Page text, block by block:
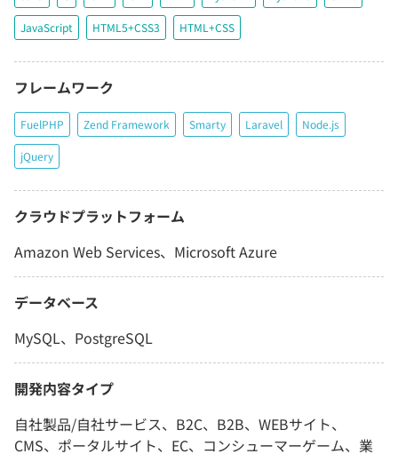
JavaScript HTML5+CSS3 HTML+CSS
フレームワーク
FuelPHP Zend Framework Smarty Laravel Node.js
jQuery
クラウドプラットフォーム
Amazon Web Services、Microsoft Azure
データベース
MySQL、PostgreSQL
開発内容タイプ
自社製品/自社サービス、B2C、B2B、WEBサイト、
CMS、ポータルサイト、EC、コンシューマーゲーム、業